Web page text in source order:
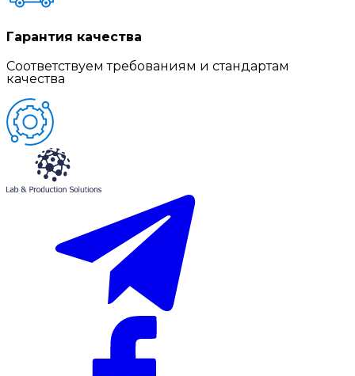
Гарантия качества
Соответствуем требованиям и стандартам
качества